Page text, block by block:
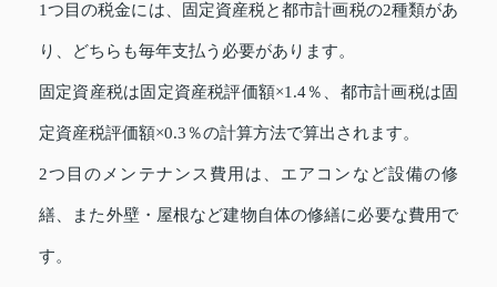
1つ目の税金には、固定資産税と都市計画税の2種類があ
り、どちらも毎年支払う必要があります。
固定資産税は固定資産税評価額×1.4％、都市計画税は固
定資産税評価額×0.3％の計算方法で算出されます。
2つ目のメンテナンス費用は、エアコンなど設備の修
繕、また外壁・屋根など建物自体の修繕に必要な費用で
す。